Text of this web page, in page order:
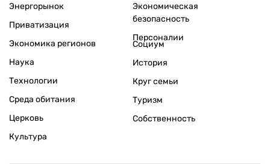
Энергорынок
Приватизация
Экономика регионов
Экономическая
безопасность
Персоналии
Наука
Технологии
Среда обитания
Церковь
Культура
Социум
История
Круг семьи
Туризм
Собственность